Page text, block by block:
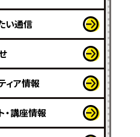
い通信
ィア情報
・講座情報